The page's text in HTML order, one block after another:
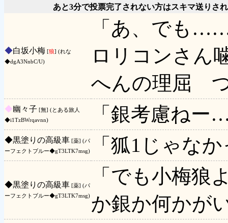
あと3分で投票完了されない方はスキマ送りさ
◆白坂小梅 [狼] (れな
◆dgA3NnbC/U)
「あ、でも
ロリコンさん
へんの理屈
◆幽々子 [無] (とある旅人
◆i1TzBWrqavnn)
「銀考慮ねー
◆黒塗りの高級車 [薬] (パ
ーフェクトブルー◆gT3LTK7msg)
「狐1じゃな
◆黒塗りの高級車 [薬] (パ
ーフェクトブルー◆gT3LTK7msg)
「でも小梅狼
か銀か何かが